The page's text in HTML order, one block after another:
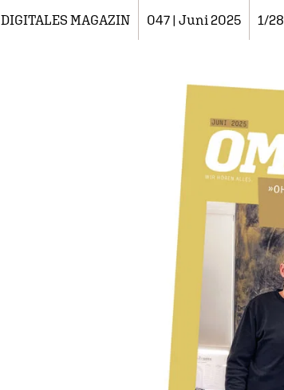
DIGITALES MAGAZIN 047 | Juni 2025 1/28